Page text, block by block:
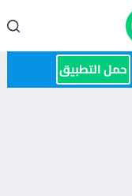
حمل التطبيق